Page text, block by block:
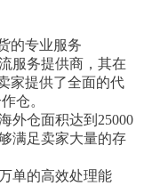
的专业服务
服务提供商，其在
家提供了全面的代
仓。
外仓面积达到25000
满足卖家大量的存
单的高效处理能